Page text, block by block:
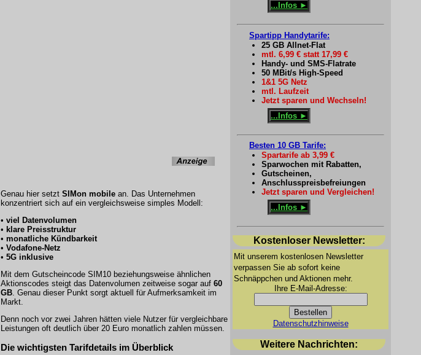
Genau hier setzt SIMon mobile an. Das Unternehmen
konzentriert sich auf ein vergleichsweise simples Modell:
• viel Datenvolumen
• klare Preisstruktur
• monatliche Kündbarkeit
• Vodafone-Netz
• 5G inklusive
Mit dem Gutscheincode SIM10 beziehungsweise ähnlichen
Aktionscodes steigt das Datenvolumen zeitweise sogar auf 60
GB . Genau dieser Punkt sorgt aktuell für Aufmerksamkeit im
Markt.
Denn noch vor zwei Jahren hätten viele Nutzer für vergleichbare
Leistungen oft deutlich über 20 Euro monatlich zahlen müssen.
Die wichtigsten Tarifdetails im Überblick
...Infos ►
Spartipp Handytarife:
25 GB Allnet-Flat
mtl. 6,99 € statt 17,99 €
Handy- und SMS-Flatrate
50 MBit/s High-Speed
1&1 5G Netz
mtl. Laufzeit
Jetzt sparen und Wechseln!
...Infos ►
Besten 10 GB Tarife:
Spartarife ab 3,99 €
Sparwochen mit Rabatten,
Gutscheinen,
Anschlusspreisbefreiungen
Jetzt sparen und Vergleichen!
...Infos ►
Kostenloser Newsletter:
Mit unserem kostenlosen Newsletter
verpassen Sie ab sofort keine
Schnäppchen und Aktionen mehr.
Ihre E-Mail-Adresse:
Datenschutzhinweise
Weitere Nachrichten: